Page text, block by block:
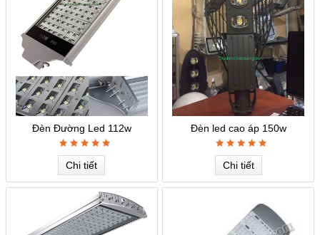
Đèn Đường Led 112w
Chi tiết
Đèn led cao áp 150w
Chi tiết